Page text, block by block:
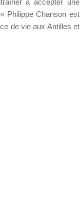
à accepter une
Philippe Chanson est
de vie aux Antilles et